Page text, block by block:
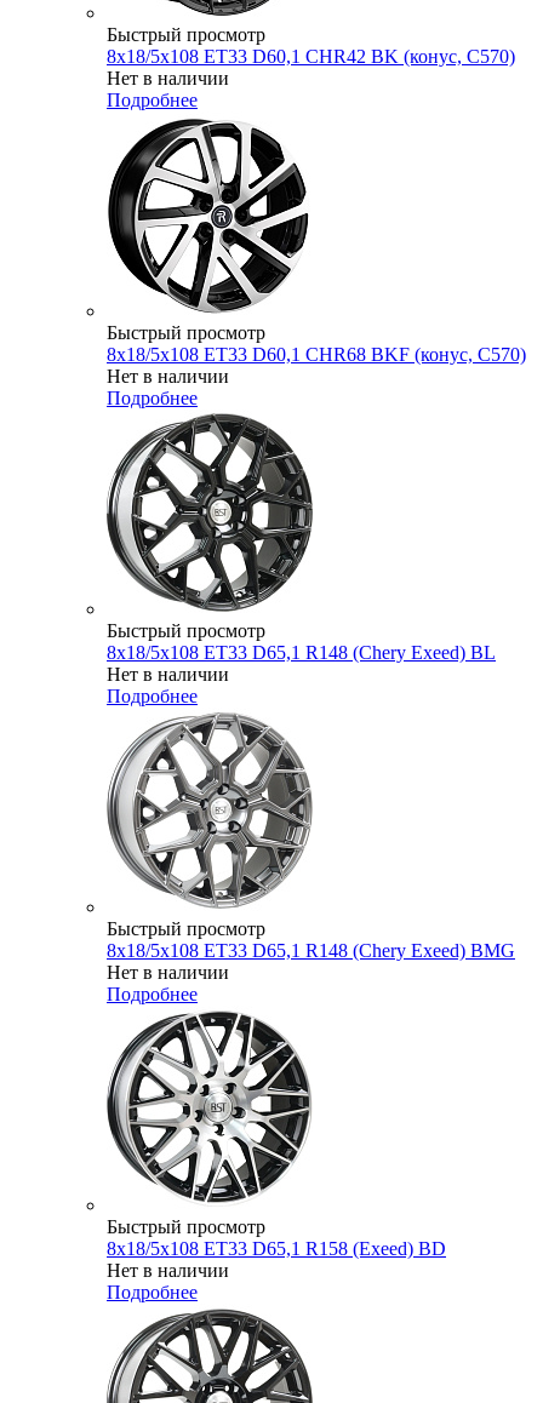
Быстрый просмотр
8x18/5x108 ET33 D60,1 CHR42 BK (конус, C570)
Нет в наличии
Подробнее
Быстрый просмотр
8x18/5x108 ET33 D60,1 CHR68 BKF (конус, C570)
Нет в наличии
Подробнее
Быстрый просмотр
8x18/5x108 ET33 D65,1 R148 (Chery Exeed) BL
Нет в наличии
Подробнее
Быстрый просмотр
8x18/5x108 ET33 D65,1 R148 (Chery Exeed) BMG
Нет в наличии
Подробнее
Быстрый просмотр
8x18/5x108 ET33 D65,1 R158 (Exeed) BD
Нет в наличии
Подробнее